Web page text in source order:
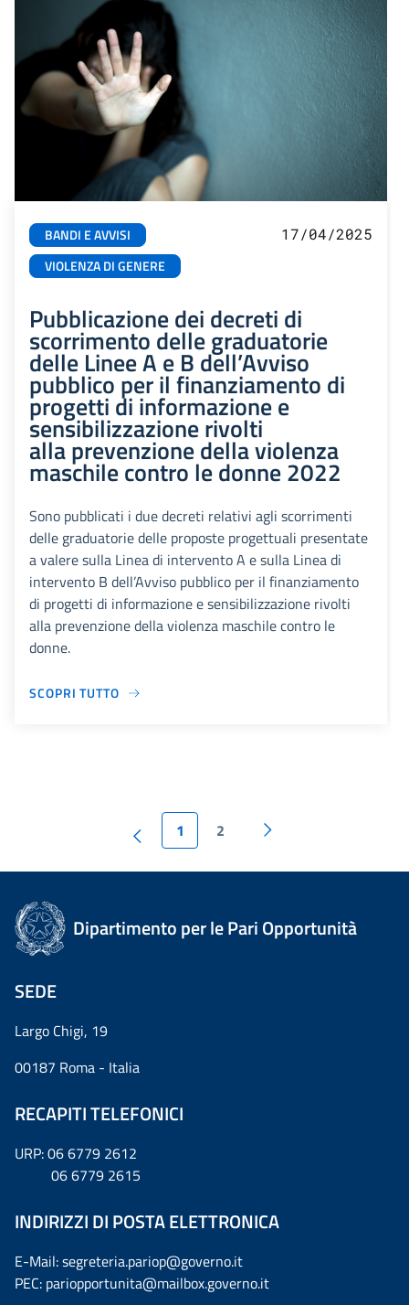
BANDI E AVVISI
VIOLENZA DI GENERE
17/04/2025
Pubblicazione dei decreti di
scorrimento delle graduatorie
delle Linee A e B dell’Avviso
pubblico per il finanziamento di
progetti di informazione e
sensibilizzazione rivolti
alla prevenzione della violenza
maschile contro le donne 2022
Sono pubblicati i due decreti relativi agli scorrimenti
delle graduatorie delle proposte progettuali presentate
a valere sulla Linea di intervento A e sulla Linea di
intervento B dell’Avviso pubblico per il finanziamento
di progetti di informazione e sensibilizzazione rivolti
alla prevenzione della violenza maschile contro le
donne.
SCOPRI TUTTO
1 2
Dipartimento per le Pari Opportunità
SEDE
Largo Chigi, 19
00187 Roma - Italia
RECAPITI TELEFONICI
URP: 06 6779 2612
06 6779 2615
INDIRIZZI DI POSTA ELETTRONICA
E-Mail: segreteria.pariop@governo.it
PEC: pariopportunita@mailbox.governo.it